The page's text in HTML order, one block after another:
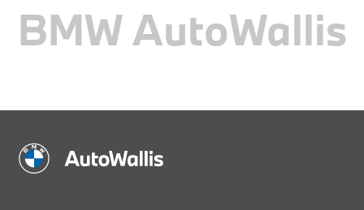
BMW AutoWallis